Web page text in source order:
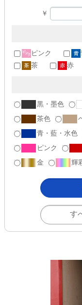
￥
ピンク
茶
赤
黒・墨色
茶色
青・藍・水色
ピンク
金
輝